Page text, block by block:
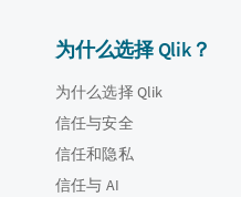
为什么选择 Qlik？
为什么选择 Qlik
信任与安全
信任和隐私
信任与 AI